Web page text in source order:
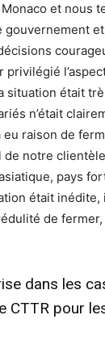
et nous
privilégié
situation était
n’était
raison de
de notre
pays
était inédite,
de
dans les
CTTR pour